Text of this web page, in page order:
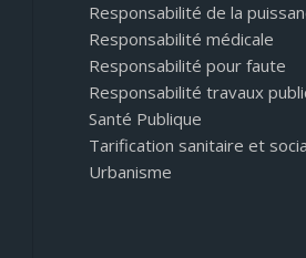
Responsabilité de la
Responsabilité médicale
Responsabilité pour faute
Responsabilité travaux
Santé Publique
Tarification sanitaire et
Urbanisme